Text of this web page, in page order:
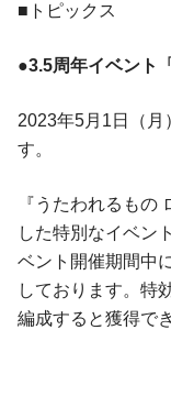
■トピックス
●3.5周年イベント
2023年5月1日（月
す。
『うたわれるもの
した特別なイベン
ベント開催期間中
しております。特
編成すると獲得で